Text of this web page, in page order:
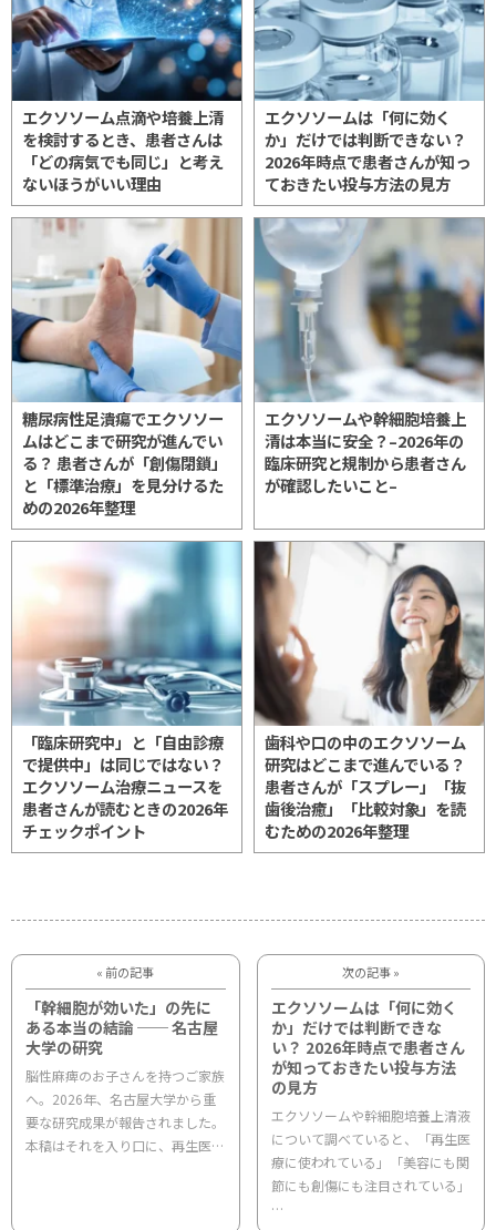
エクソソーム点滴や培養上清
を検討するとき、患者さんは
「どの病気でも同じ」と考え
ないほうがいい理由
エクソソームは「何に効く
か」だけでは判断できない？
2026年時点で患者さんが知っ
ておきたい投与方法の見方
糖尿病性足潰瘍でエクソソー
ムはどこまで研究が進んでい
る？ 患者さんが「創傷閉鎖」
と「標準治療」を見分けるた
めの2026年整理
エクソソームや幹細胞培養上
清は本当に安全？–2026年の
臨床研究と規制から患者さん
が確認したいこと–
「臨床研究中」と「自由診療
で提供中」は同じではない？
エクソソーム治療ニュースを
患者さんが読むときの2026年
チェックポイント
歯科や口の中のエクソソーム
研究はどこまで進んでいる？
患者さんが「スプレー」「抜
歯後治癒」「比較対象」を読
むための2026年整理
« 前の記事
「幹細胞が効いた」の先に
ある本当の結論 ── 名古屋
大学の研究
脳性麻痺のお子さんを持つご家族
へ。2026年、名古屋大学から重
要な研究成果が報告されました。
本稿はそれを入り口に、再生医…
次の記事 »
エクソソームは「何に効く
か」だけでは判断できな
い？ 2026年時点で患者さん
が知っておきたい投与方法
の見方
エクソソームや幹細胞培養上清液
について調べていると、「再生医
療に使われている」「美容にも関
節にも創傷にも注目されている」
…